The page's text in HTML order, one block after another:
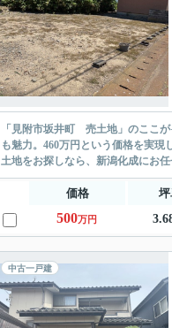
「見附市坂井町 売土地」のここ
も魅力。460万円という価格を実
土地をお探しなら、新潟化成にお
価格
500万円
中古一戸建